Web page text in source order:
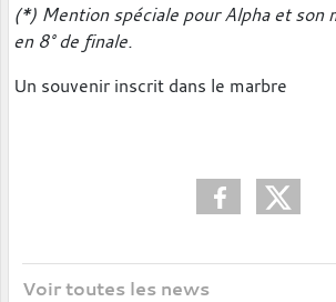
(*) Mention spéciale pour Alpha et son
en 8° de finale.
Un souvenir inscrit dans le marbre
Voir toutes les news